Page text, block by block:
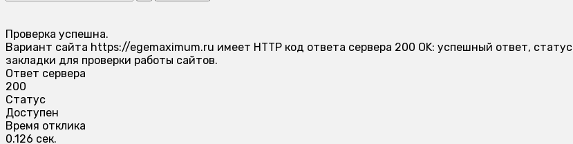
Проверка успешна.
Вариант сайта https://egemaximum.ru имеет HTTP код ответа сервера 200 OK: успешный ответ,
закладки для проверки работы сайтов.
Ответ сервера
200
Статус
Доступен
Время отклика
0.126 сек.